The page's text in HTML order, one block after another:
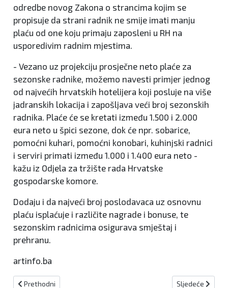
odredbe novog Zakona o strancima kojim se
propisuje da strani radnik ne smije imati manju
plaću od one koju primaju zaposleni u RH na
usporedivim radnim mjestima.
- Vezano uz projekciju prosječne neto plaće za
sezonske radnike, možemo navesti primjer jednog
od najvećih hrvatskih hotelijera koji posluje na više
jadranskih lokacija i zapošljava veći broj sezonskih
radnika. Plaće će se kretati između 1.500 i 2.000
eura neto u špici sezone, dok će npr. sobarice,
pomoćni kuhari, pomoćni konobari, kuhinjski radnici
i serviri primati između 1.000 i 1.400 eura neto -
kažu iz Odjela za tržište rada Hrvatske
gospodarske komore.
Dodaju i da najveći broj poslodavaca uz osnovnu
plaću isplaćuje i različite nagrade i bonuse, te
sezonskim radnicima osigurava smještaj i
prehranu.
artinfo.ba
Prethodni članak: Sazvana 81. sjednica Vlade KSB
Prethodni Sljedeći
Sljedeće